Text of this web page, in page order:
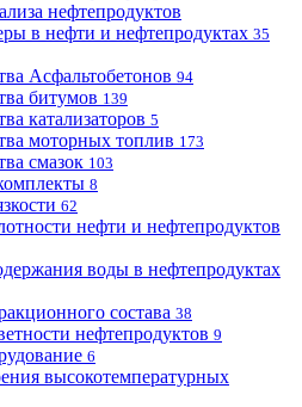
нефтепродуктов
в нефти и нефтепродуктах 35
Асфальтобетонов 94
битумов 139
катализаторов 5
моторных топлив 173
смазок 103
8
62
нефти и нефтепродуктов
воды в нефтепродуктах
состава 38
нефтепродуктов 9
6
высокотемпературных